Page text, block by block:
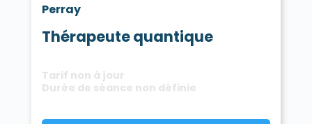
Perray
Thérapeute quantique
Tarif non à jour
Durée de séance non définie